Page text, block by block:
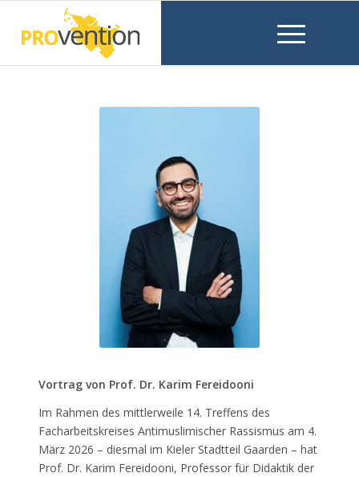
Vortrag von Prof. Dr. Karim Fereidooni
Im Rahmen des mittlerweile 14. Treffens des
Facharbeitskreises Antimuslimischer Rassismus am 4.
März 2026 – diesmal im Kieler Stadtteil Gaarden – hat
Prof. Dr. Karim Fereidooni, Professor für Didaktik der